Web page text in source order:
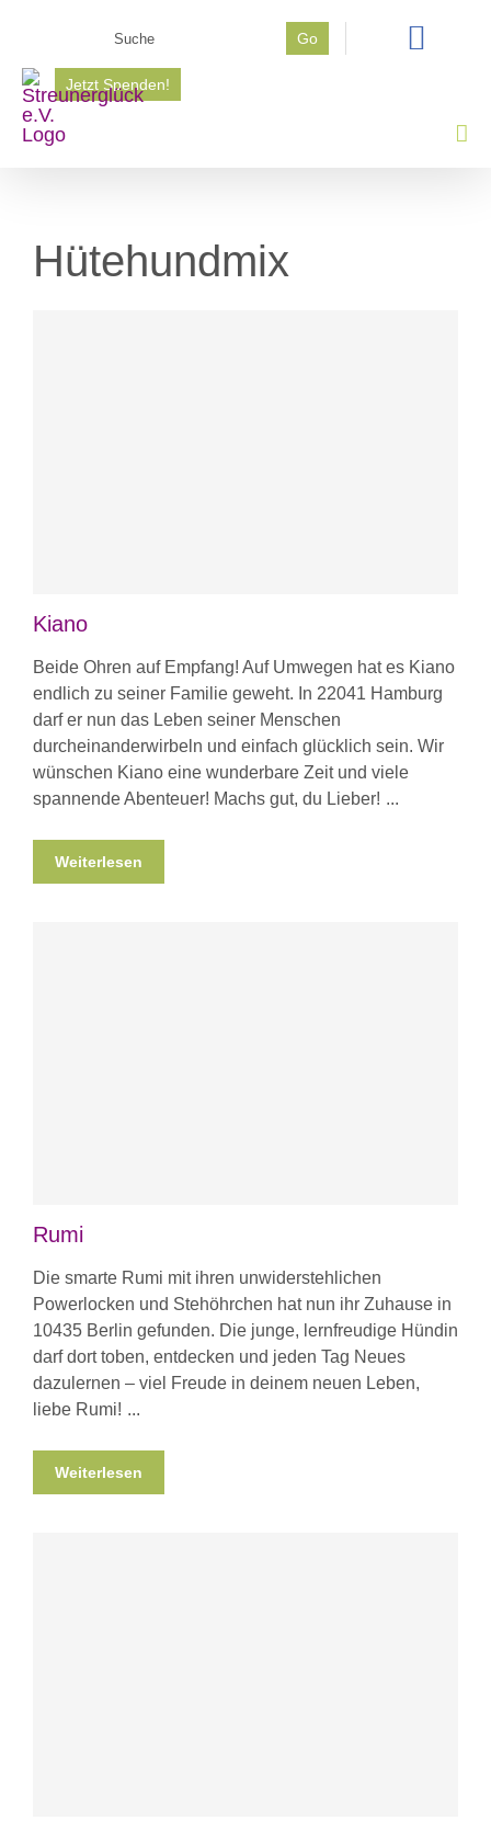
springen
Go
Jetzt Spenden!
Hütehundmix
Kiano
Beide Ohren auf Empfang! Auf Umwegen hat es Kiano
endlich zu seiner Familie geweht. In 22041 Hamburg
darf er nun das Leben seiner Menschen
durcheinanderwirbeln und einfach glücklich sein. Wir
wünschen Kiano eine wunderbare Zeit und viele
spannende Abenteuer! Machs gut, du Lieber!
Weiterlesen
Rumi
Die smarte Rumi mit ihren unwiderstehlichen
Powerlocken und Stehöhrchen hat nun ihr Zuhause in
10435 Berlin gefunden. Die junge, lernfreudige Hündin
darf dort toben, entdecken und jeden Tag Neues
dazulernen – viel Freude in deinem neuen Leben,
liebe Rumi!
Weiterlesen